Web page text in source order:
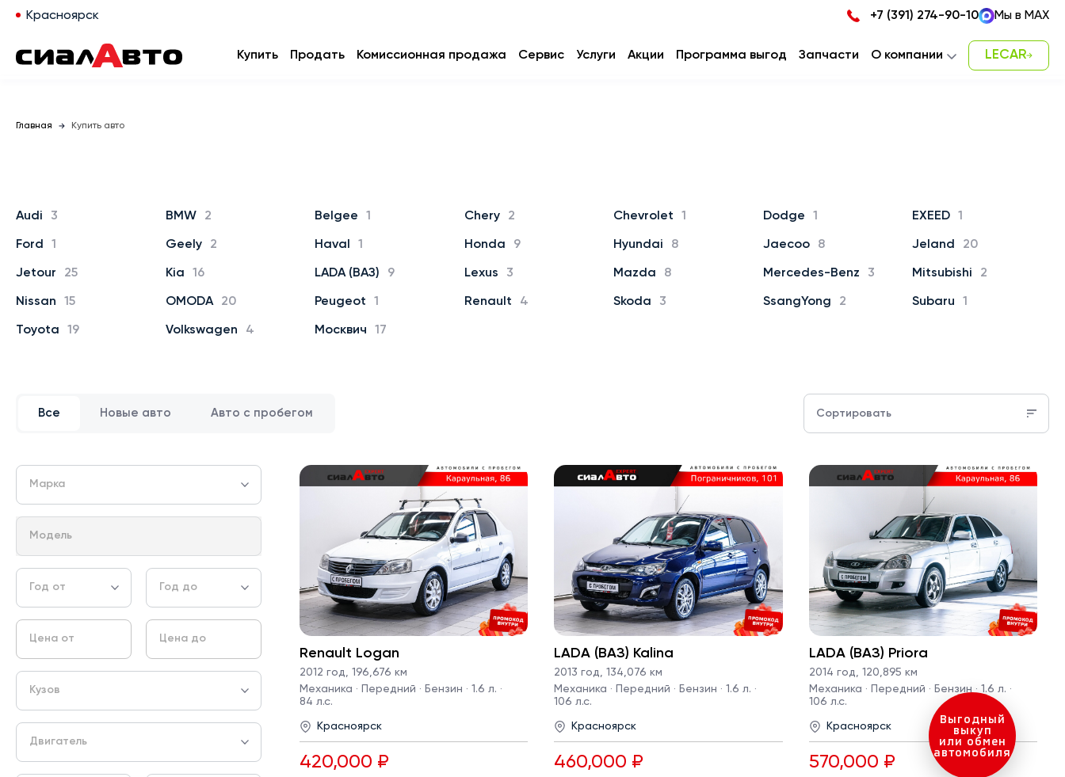
Красноярск +7 (391) 274-90-10 Мы в MAX
Купить Продать Комиссионная продажа Сервис Услуги Акции Программа выгод Запчасти О компании LECAR
Главная Купить авто
Audi 3 BMW 2 Belgee 1 Chery 2 Chevrolet 1 Dodge 1 EXEED 1
Ford 1 Geely 2 Haval 1 Honda 9 Hyundai 8 Jaecoo 8 Jeland 20
Jetour 25 Kia 16 LADA (ВАЗ) 9 Lexus 3 Mazda 8 Mercedes-Benz 3 Mitsubishi 2
Nissan 15 OMODA 20 Peugeot 1 Renault 4 Skoda 3 SsangYong 2 Subaru 1
Toyota 19 Volkswagen 4 Москвич 17
Все Новые авто Авто с пробегом Сортировать
Марка
Модель
Год от Год до
Цена от Цена до
Кузов
Двигатель
Renault Logan
2012 год, 196,676 км
Механика · Передний · Бензин · 1.6 л. ·
84 л.с.
Красноярск
420,000 ₽
LADA (ВАЗ) Kalina
2013 год, 134,076 км
Механика · Передний · Бензин · 1.6 л. ·
106 л.с.
Красноярск
460,000 ₽
LADA (ВАЗ) Priora
2014 год, 120,895 км
Механика · Передний · Бензин · 1.6 л. ·
106 л.с.
Красноярск
570,000 ₽